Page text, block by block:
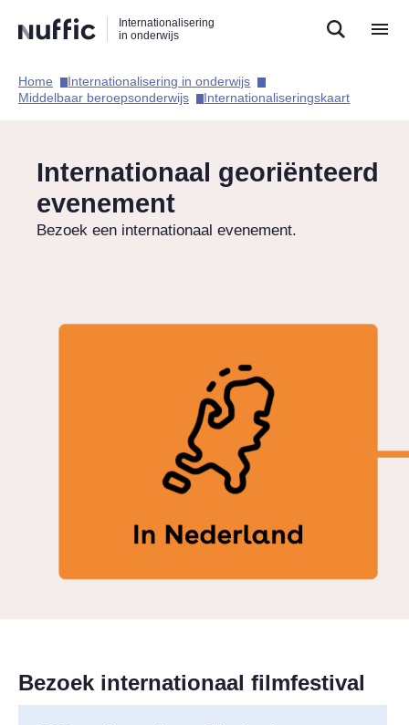
naar
zoekfunctie
naar
hoofdnavigatie
naar
inhoud
Internationalisering
in onderwijs
Hoofdnavigatie
Home​
Internationalisering in onderwijs​
Middelbaar beroepsonderwijs​
Internationaliseringskaart​
Internationaal georiënteerd
evenement
Bezoek een internationaal evenement.
Bezoek internationaal filmfestival